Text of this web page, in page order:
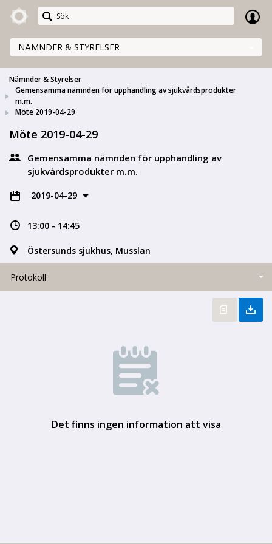
Meetings+
NÄMNDER & STYRELSER
Nämnder & Styrelser
Gemensamma nämnden för upphandling av sjukvårdsprodukter
m.m.
Möte 2019-04-29
Möte 2019-04-29
Gemensamma nämnden för upphandling av
sjukvårdsprodukter m.m.
2019-04-29
13:00 - 14:45
Östersunds sjukhus, Musslan
Protokoll
Det finns ingen information att visa